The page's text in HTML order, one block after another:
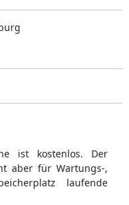
ist kostenlos. Der
aber für Wartungs-,
laufende